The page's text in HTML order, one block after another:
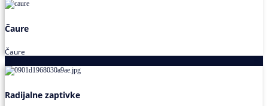
Čaure
Čaure
Radijalne zaptivke